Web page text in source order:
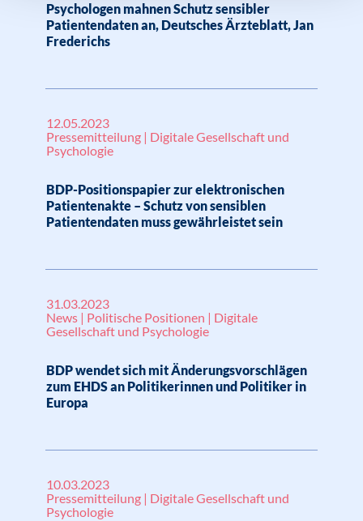
Psychologen mahnen Schutz sensibler
Patientendaten an, Deutsches Ärzteblatt, Jan
Frederichs
12.05.2023
Pressemitteilung | Digitale Gesellschaft und
Psychologie
BDP-Positionspapier zur elektronischen
Patientenakte – Schutz von sensiblen
Patientendaten muss gewährleistet sein
31.03.2023
News | Politische Positionen | Digitale
Gesellschaft und Psychologie
BDP wendet sich mit Änderungsvorschlägen
zum EHDS an Politikerinnen und Politiker in
Europa
10.03.2023
Pressemitteilung | Digitale Gesellschaft und
Psychologie